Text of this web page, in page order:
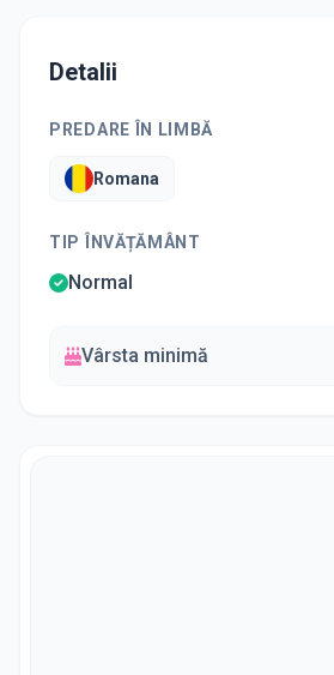
Detalii
PREDARE ÎN LIMBĂ
Romana
TIP ÎNVĂȚĂMÂNT
Normal
Vârsta minimă